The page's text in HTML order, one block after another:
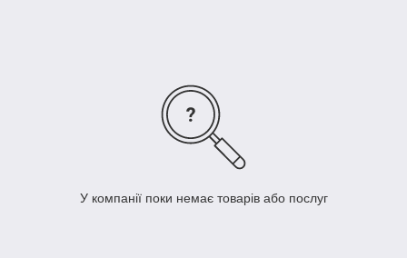
У компанії поки немає товарів або послуг